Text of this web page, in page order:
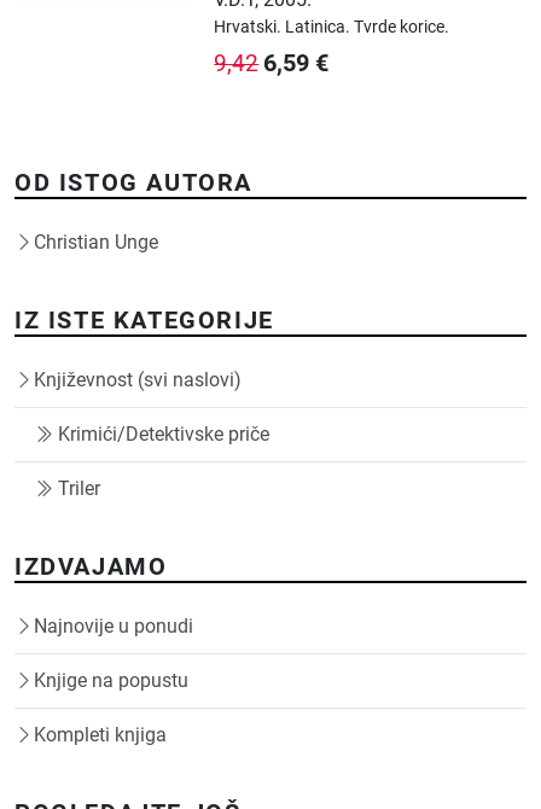
Hrvatski. Latinica.Tvrde korice.
9,42 6,59 €
OD ISTOG AUTORA
Christian Unge
IZ ISTE KATEGORIJE
Književnost (svi naslovi)
Krimići/Detektivske priče
Triler
IZDVAJAMO
Najnovije u ponudi
Knjige na popustu
Kompleti knjiga